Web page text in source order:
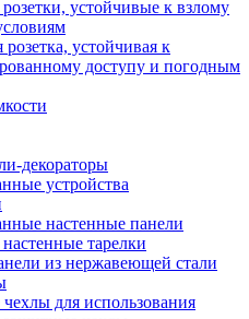
устойчивые к взлому
розетка, устойчивая к
доступу и погодным
декораторы
устройства
настенные панели
тарелки
из нержавеющей стали
для использования